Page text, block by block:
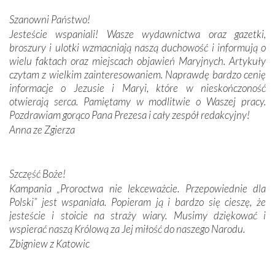
budowniczych.
Podążyliśmy też śladami fatimskich wizjonerów – Łucji
dos Santos oraz świętych Hiacynty i Franciszka Marto.
Modliliśmy się przy ich grobach. Odprawiliśmy Drogę
Krzyżową w ich rodzinnych stronach, odwiedziliśmy
domy, w których żyli.
W miejscu objawień Matki Bożej zapaliliśmy świece
Podczas tej kilkudniowej wyprawy na każdym kroku
spotykaliśmy się z serdeczną otwartością
Portugalczyków. Podziwialiśmy ich ludową sztukę i
zwyczaje. Mimo że nasze kraje są od siebie bardzo
oddalone, w żaden sposób nie czuliśmy się obco.
Sprawiła to oczywiście sama Matka Boża, ale też
kulturowa bliskość biorąca swój początek w naszej
Szanowni Państwo!
Jesteście wspaniali! Wasze wydawnictwa oraz gazetki,
broszury i ulotki wzmacniają naszą duchowość i informują o
wielu faktach oraz miejscach objawień Maryjnych. Artykuły
czytam z wielkim zainteresowaniem. Naprawdę bardzo cenię
informacje o Jezusie i Maryi, które w nieskończoność
otwierają serca. Pamiętamy w modlitwie o Waszej pracy.
Pozdrawiam gorąco Pana Prezesa i cały zespół redakcyjny!
Anna ze Zgierza
Szczęść Boże!
Kampania „Proroctwa nie lekceważcie. Przepowiednie dla
Polski” jest wspaniała. Popieram ją i bardzo się cieszę, że
jesteście i stoicie na straży wiary. Musimy dziękować i
wspierać naszą Królową za Jej miłość do naszego Narodu.
Zbigniew z Katowic